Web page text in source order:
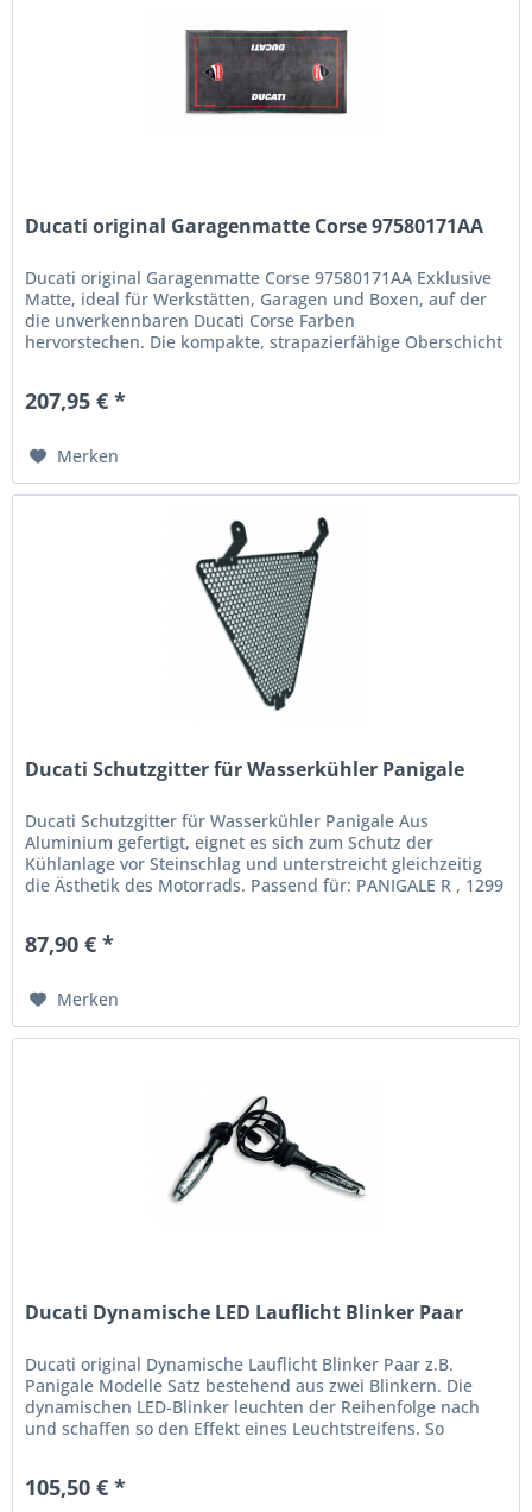
Ducati original Garagenmatte Corse 97580171AA
Ducati original Garagenmatte Corse 97580171AA Exklusive
Matte, ideal für Werkstätten, Garagen und Boxen, auf der
die unverkennbaren Ducati Corse Farben
hervorstechen. Die kompakte, strapazierfähige Oberschicht
207,95 € *
Merken
Ducati Schutzgitter für Wasserkühler Panigale
Ducati Schutzgitter für Wasserkühler Panigale Aus
Aluminium gefertigt, eignet es sich zum Schutz der
Kühlanlage vor Steinschlag und unterstreicht gleichzeitig
die Ästhetik des Motorrads. Passend für: PANIGALE R , 1299
87,90 € *
Merken
Ducati Dynamische LED Lauflicht Blinker Paar
Ducati original Dynamische Lauflicht Blinker Paar z.B.
Panigale Modelle Satz bestehend aus zwei Blinkern. Die
dynamischen LED-Blinker leuchten der Reihenfolge nach
und schaffen so den Effekt eines Leuchtstreifens. So
105,50 € *